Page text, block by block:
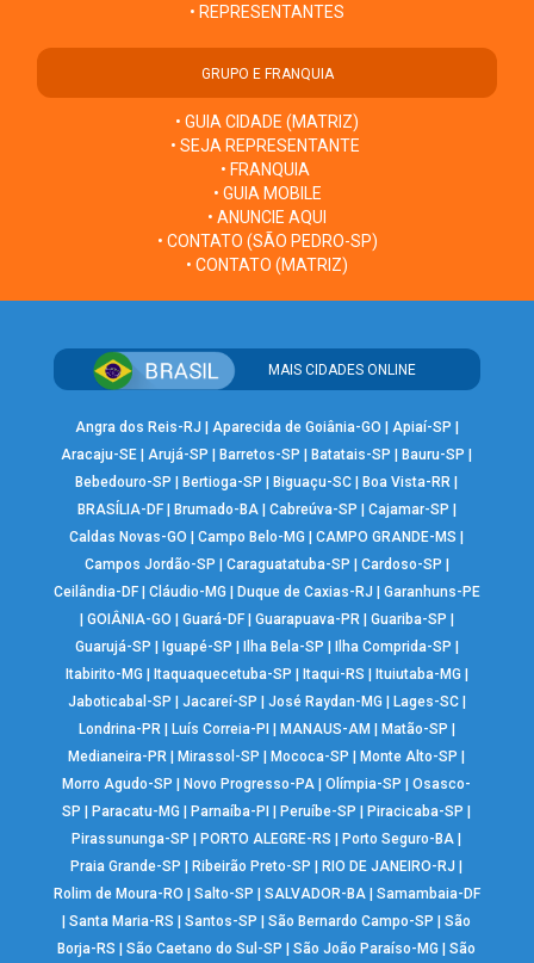
• REPRESENTANTES
GRUPO E FRANQUIA
• GUIA CIDADE (MATRIZ)
• SEJA REPRESENTANTE
• FRANQUIA
• GUIA MOBILE
• ANUNCIE AQUI
• CONTATO (SÃO PEDRO-SP)
• CONTATO (MATRIZ)
MAIS CIDADES ONLINE
Angra dos Reis-RJ Aparecida de Goiânia-GO Apiaí-SP
Aracaju-SE |Arujá-SP Barretos-SP Batatais-SP Bauru-SP
Bebedouro-SP
Bertioga-SP Biguaçu-SC Boa Vista-RR
BRASÍLIA-DF| Brumado-BA| Cabreúva-SP Cajamar-SP
Caldas Novas-GO
|Campo Belo-MG |CAMPO GRANDE-MS
Campos Jordão-SP
Caraguatatuba-SP Cardoso-SP
Ceilândia-DF| Cláudio-MG Duque de Caxias-RJ
Garanhuns-PE
GOIÂNIA-GO Guará-DF| Guarapuava-PR| Guariba-SP
Guarujá-SP
Iguapé-SP Ilha Bela-SP Ilha Comprida-SP
Itabirito-MG
Itaquaquecetuba-SP Itaqui-RS Ituiutaba-MG
Jaboticabal-SP
Jacareí-SP José Raydan-MG Lages-SC|
Londrina-PR| Luís Correia-PI MANAUS-AM Matão-SP
Medianeira-PR
Mirassol-SP Mococa-SP Monte Alto-SP
Morro Agudo-SP
Novo Progresso-PA |Olímpia-SP |Osasco-
SP
Paracatu-MG Parnaíba-PI Peruíbe-SP Piracicaba-SP
Pirassununga-SP
PORTO ALEGRE-RS Porto Seguro-BA
Praia Grande-SP
Ribeirão Preto-SP RIO DE JANEIRO-RJ
Rolim de Moura-RO
Salto-SP SALVADOR-BA| Samambaia-DF
|Santa Maria-RS |Santos-SP |São Bernardo Campo-SP |São
Borja-RS
|São Caetano do Sul-SP |São João Paraíso-MG |São